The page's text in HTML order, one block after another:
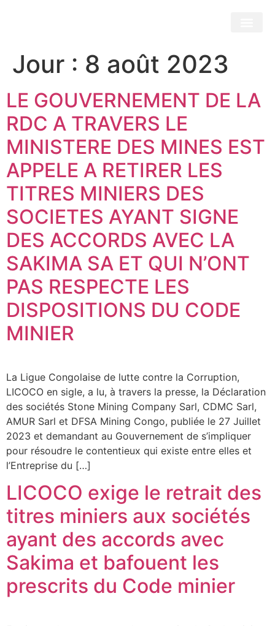
Jour : 8 août 2023
LE GOUVERNEMENT DE LA
RDC A TRAVERS LE
MINISTERE DES MINES EST
APPELE A RETIRER LES
TITRES MINIERS DES
SOCIETES AYANT SIGNE
DES ACCORDS AVEC LA
SAKIMA SA ET QUI N’ONT
PAS RESPECTE LES
DISPOSITIONS DU CODE
MINIER
La Ligue Congolaise de lutte contre la Corruption,
LICOCO en sigle, a lu, à travers la presse, la Déclaration
des sociétés Stone Mining Company Sarl, CDMC Sarl,
AMUR Sarl et DFSA Mining Congo, publiée le 27 Juillet
2023 et demandant au Gouvernement de s’impliquer
pour résoudre le contentieux qui existe entre elles et
l’Entreprise du […]
LICOCO exige le retrait des
titres miniers aux sociétés
ayant des accords avec
Sakima et bafouent les
prescrits du Code minier